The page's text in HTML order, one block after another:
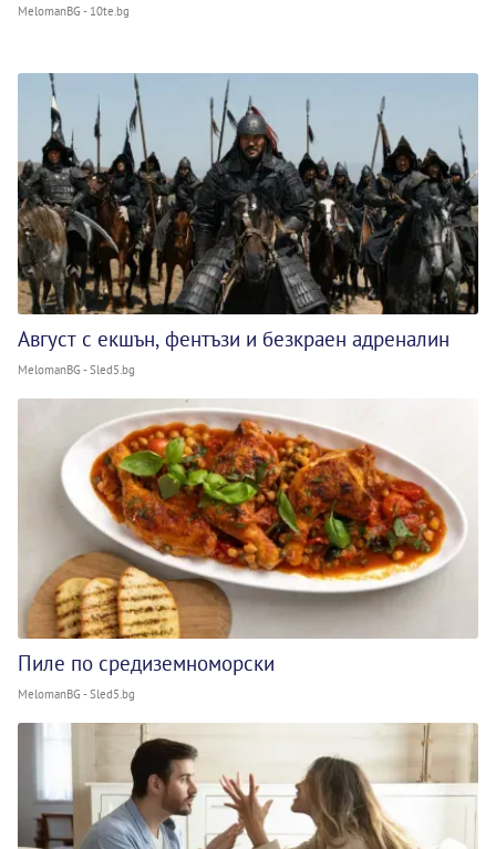
MelomanBG - 10te.bg
Август с екшън, фентъзи и безкраен адреналин
MelomanBG - Sled5.bg
Пиле по средиземноморски
MelomanBG - Sled5.bg